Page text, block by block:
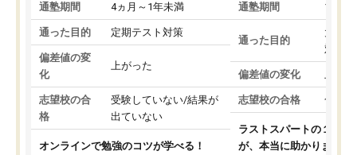
通塾期間 4ヵ月～1年未満
通った目的 定期テスト対策
偏差値の変
化
上がった
志望校の合
格
受験していない/結果が
出ていない
オンラインで勉強のコツが学べる！
通塾期間 1～3
通った目的
大学
対策
偏差値の変化 上が
志望校の合格 合格
ラストスパートの１か月
が、本当に助かりました